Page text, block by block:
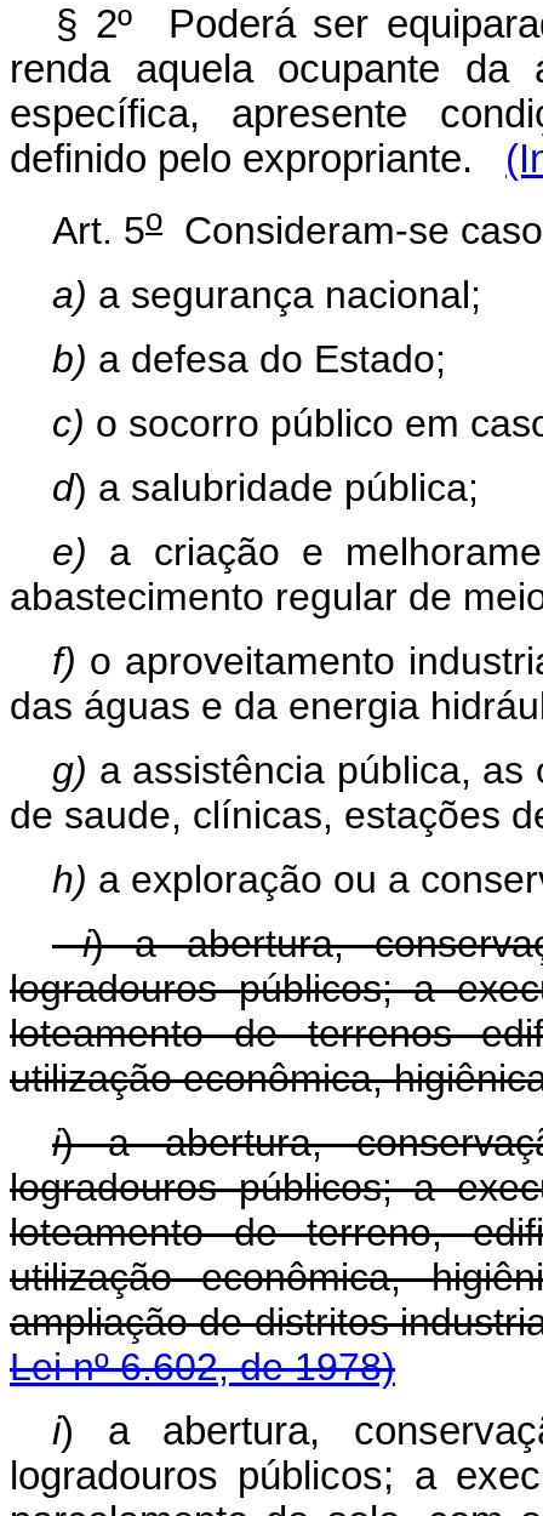
§ 2º Poderá ser
renda aquela ocupante
específica, apresente
definido pelo expropriante.
Art. 5o Consideram-se
a) a segurança nacional;
b) a defesa do Estado;
c) o socorro público em
d) a salubridade pública;
e) a criação e
abastecimento regular de
f) o aproveitamento
das águas e da energia
g) a assistência pública,
de saude, clínicas, estações
h) a exploração ou a
i) a abertura,
logradouros públicos; a
loteamento de terrenos
utilização econômica,
i) a abertura,
logradouros públicos; a
loteamento de terreno,
utilização econômica,
ampliação de
Lei nº 6.602, de 1978)
i) a abertura,
logradouros públicos; a